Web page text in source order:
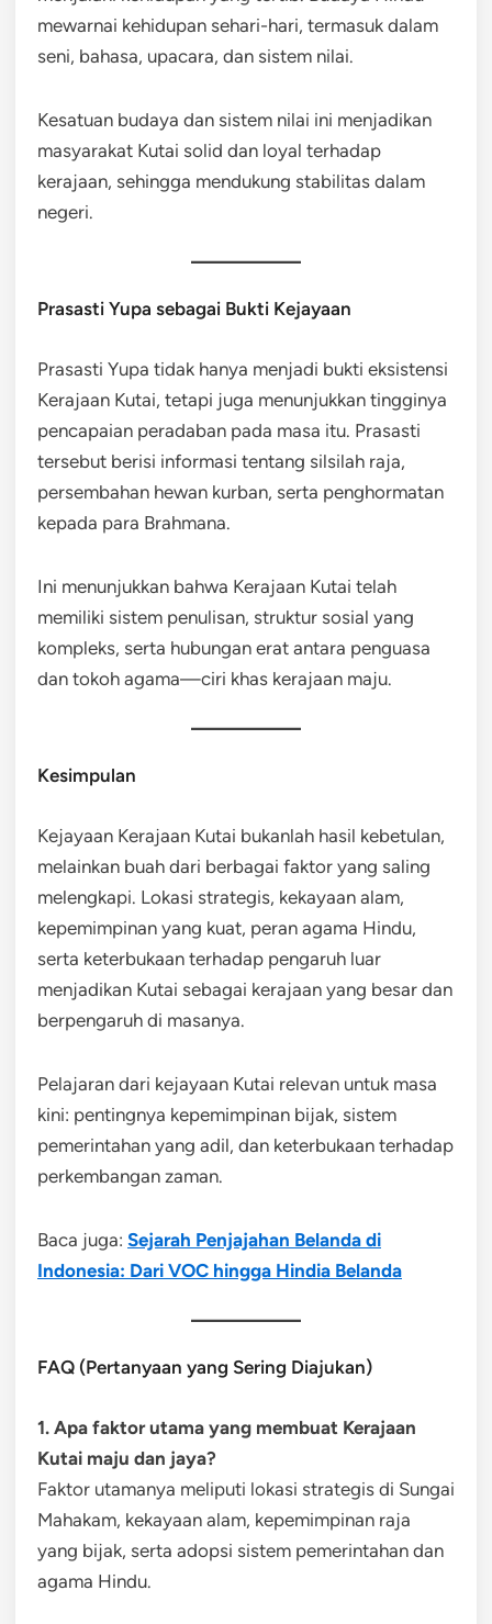
mewarnai kehidupan sehari-hari, termasuk dalam
seni, bahasa, upacara, dan sistem nilai.
Kesatuan budaya dan sistem nilai ini menjadikan
masyarakat Kutai solid dan loyal terhadap
kerajaan, sehingga mendukung stabilitas dalam
negeri.
Prasasti Yupa sebagai Bukti Kejayaan
Prasasti Yupa tidak hanya menjadi bukti eksistensi
Kerajaan Kutai, tetapi juga menunjukkan tingginya
pencapaian peradaban pada masa itu. Prasasti
tersebut berisi informasi tentang silsilah raja,
persembahan hewan kurban, serta penghormatan
kepada para Brahmana.
Ini menunjukkan bahwa Kerajaan Kutai telah
memiliki sistem penulisan, struktur sosial yang
kompleks, serta hubungan erat antara penguasa
dan tokoh agama—ciri khas kerajaan maju.
Kesimpulan
Kejayaan Kerajaan Kutai bukanlah hasil kebetulan,
melainkan buah dari berbagai faktor yang saling
melengkapi. Lokasi strategis, kekayaan alam,
kepemimpinan yang kuat, peran agama Hindu,
serta keterbukaan terhadap pengaruh luar
menjadikan Kutai sebagai kerajaan yang besar dan
berpengaruh di masanya.
Pelajaran dari kejayaan Kutai relevan untuk masa
kini: pentingnya kepemimpinan bijak, sistem
pemerintahan yang adil, dan keterbukaan terhadap
perkembangan zaman.
Baca juga: Sejarah Penjajahan Belanda di
Indonesia: Dari VOC hingga Hindia Belanda
FAQ (Pertanyaan yang Sering Diajukan)
1. Apa faktor utama yang membuat Kerajaan
Kutai maju dan jaya?
Faktor utamanya meliputi lokasi strategis di Sungai
Mahakam, kekayaan alam, kepemimpinan raja
yang bijak, serta adopsi sistem pemerintahan dan
agama Hindu.